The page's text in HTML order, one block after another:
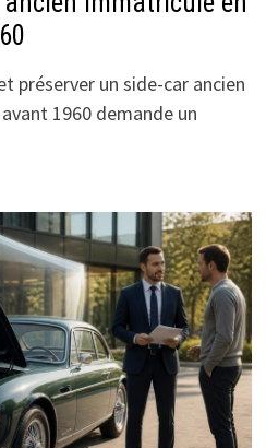
préserver un side-car ancien
1960 demande un